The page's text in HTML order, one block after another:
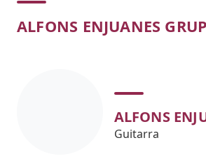
Concert
ALFONS ENJUANES GRUP
ALFONS
Guitarra